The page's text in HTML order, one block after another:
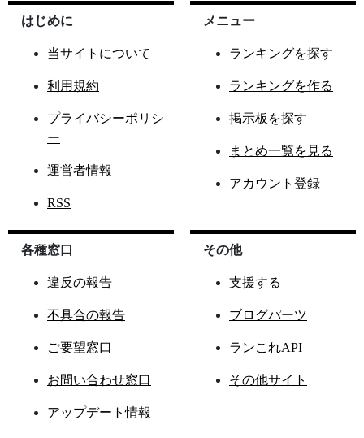
はじめに
当サイトについて
利用規約
プライバシーポリシ
ー
運営者情報
RSS
メニュー
ランキングを探す
ランキングを作る
掲示板を探す
まとめ一覧を見る
アカウント登録
各種窓口
違反の報告
不具合の報告
ご要望窓口
お問い合わせ窓口
アップデート情報
その他
支援する
ブログパーツ
ランこれAPI
その他サイト